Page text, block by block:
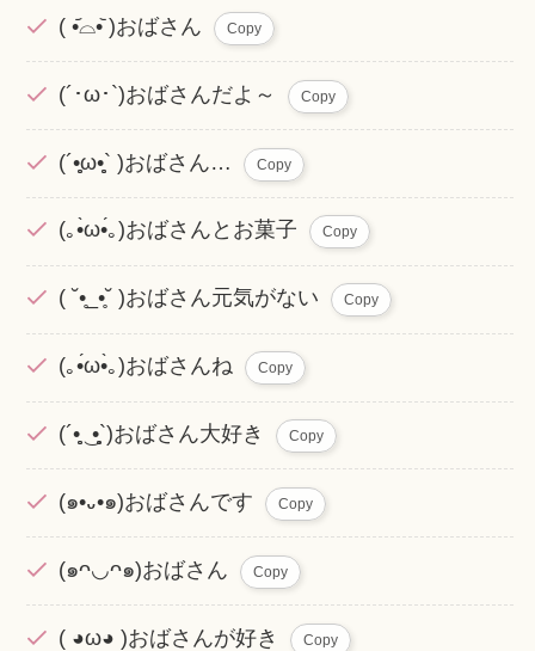
( •᷄⌓•᷅ )おばさん Copy
(´･ω･`)おばさんだよ～ Copy
(´•̥̥̥ω•̥̥̥` )おばさん… Copy
(｡•̀ω•́｡)おばさんとお菓子 Copy
( ˘•̥_•̥˘ )おばさん元気がない Copy
(｡•́ω•̀｡)おばさんね Copy
(´•̥̥̥ ͜ •̥̥̥`)おばさん大好き Copy
(๑•᎑•๑)おばさんです Copy
(๑ᴖ◡ᴖ๑)おばさん Copy
( ◕ω◕ )おばさんが好き Copy